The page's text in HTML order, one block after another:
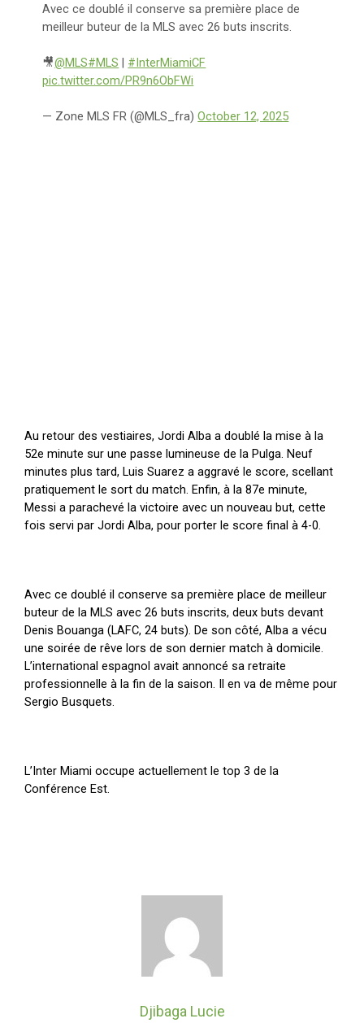
Avec ce doublé il conserve sa première place de
meilleur buteur de la MLS avec 26 buts inscrits.
🎥@MLS#MLS
#InterMiamiCF
pic.twitter.com/PR9n6ObFWi
— Zone MLS FR (@MLS_fra)October 12, 2025
Au retour des vestiaires, Jordi Alba a doublé la mise à la
52e minute sur une passe lumineuse de la Pulga. Neuf
minutes plus tard, Luis Suarez a aggravé le score, scellant
pratiquement le sort du match. Enfin, à la 87e minute,
Messi a parachevé la victoire avec un nouveau but, cette
fois servi par Jordi Alba, pour porter le score final à 4-0.
Avec ce doublé il conserve sa première place de meilleur
buteur de la MLS avec 26 buts inscrits, deux buts devant
Denis Bouanga (LAFC, 24 buts). De son côté, Alba a vécu
une soirée de rêve lors de son dernier match à domicile.
L’international espagnol avait annoncé sa retraite
professionnelle à la fin de la saison. Il en va de même pour
Sergio Busquets.
L’Inter Miami occupe actuellement le top 3 de la
Conférence Est.
Djibaga Lucie